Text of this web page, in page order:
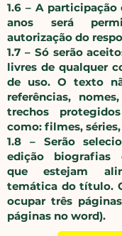
1.6 – A participação
anos será
autorização do
1.7 – Só serão
livres de qualquer
de uso. O texto
referências,
trechos
como: filmes,
1.8 – Serão
edição biografias
que estejam
temática do título.
ocupar três
páginas no word).